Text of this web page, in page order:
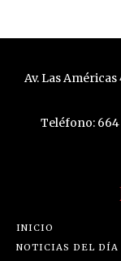
Av. Las Américas
Teléfono: 664
INICIO
NOTICIAS DEL DÍA